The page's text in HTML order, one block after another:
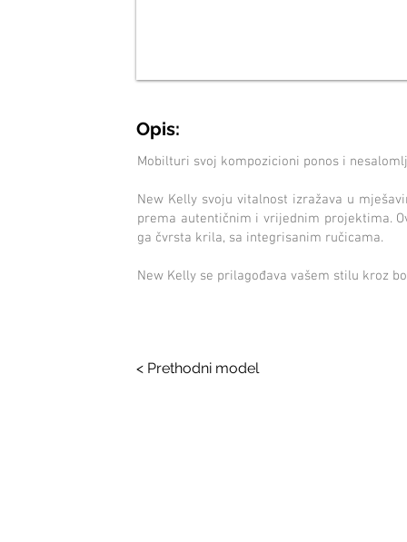
Opis:
Mobilturi svoj kompozicioni ponos i
New Kelly svoju vitalnost izražava u
prema autentičnim i vrijednim projektima.
ga čvrsta krila, sa integrisanim ručicama.
New Kelly se prilagođava vašem stilu kroz
< Prethodni model